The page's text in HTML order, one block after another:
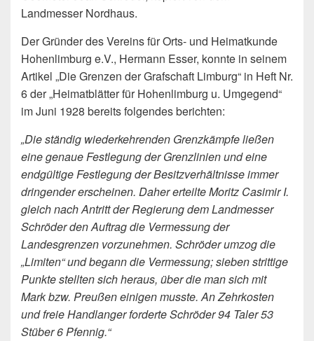
Landmesser Nordhaus.
Der Gründer des Vereins für Orts- und Heimatkunde
Hohenlimburg e.V., Hermann Esser, konnte in seinem
Artikel „Die Grenzen der Grafschaft Limburg“ in Heft Nr.
6 der „Heimatblätter für Hohenlimburg u. Umgegend“
im Juni 1928 bereits folgendes berichten:
„Die ständig wiederkehrenden Grenzkämpfe ließen
eine genaue Festlegung der Grenzlinien und eine
endgültige Festlegung der Besitzverhältnisse immer
dringender erscheinen. Daher erteilte Moritz Casimir I.
gleich nach Antritt der Regierung dem Landmesser
Schröder den Auftrag die Vermessung der
Landesgrenzen vorzunehmen. Schröder umzog die
„Limiten“ und begann die Vermessung; sieben strittige
Punkte stellten sich heraus, über die man sich mit
Mark bzw. Preußen einigen musste. An Zehrkosten
und freie Handlanger forderte Schröder 94 Taler 53
Stüber 6 Pfennig.“